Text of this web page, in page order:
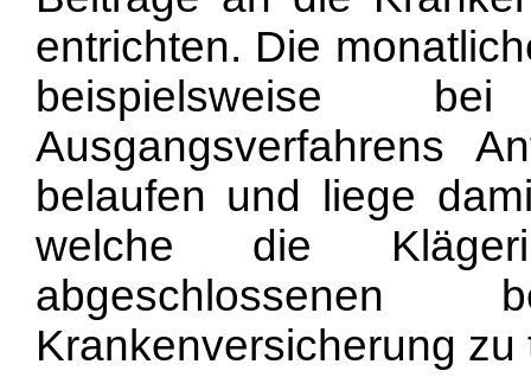
entrichten. Die
beispielsweise
Ausgangsverfahrens
belaufen und liege
welche die
abgeschlossenen
Krankenversicherung